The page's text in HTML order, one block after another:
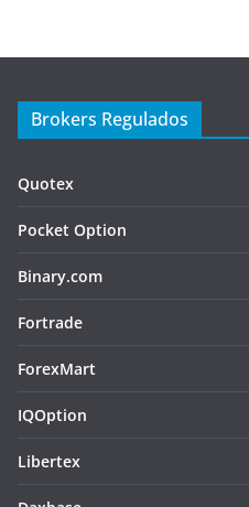
Brokers Regulados
Quotex
Pocket Option
Binary.com
Fortrade
ForexMart
IQOption
Libertex